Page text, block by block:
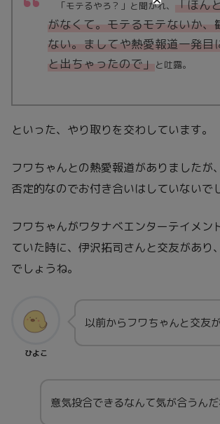
「モテるやろ？」と聞かれ、
「ほん
がなくて。モテるモテないか、
ない。ましてや熱愛報道一発目
と出ちゃったので」
と吐露。
といった、やり取りを交わしています。
フワちゃんとの熱愛報道がありましたが
否定的なのでお付き合いはしていないで
フワちゃんがワタナベエンターテイメン
ていた時に、伊沢拓司さんと交友があり
でしょうね。
ひよこ
以前からフワちゃんと交友
意気投合できるなんて気が合うん